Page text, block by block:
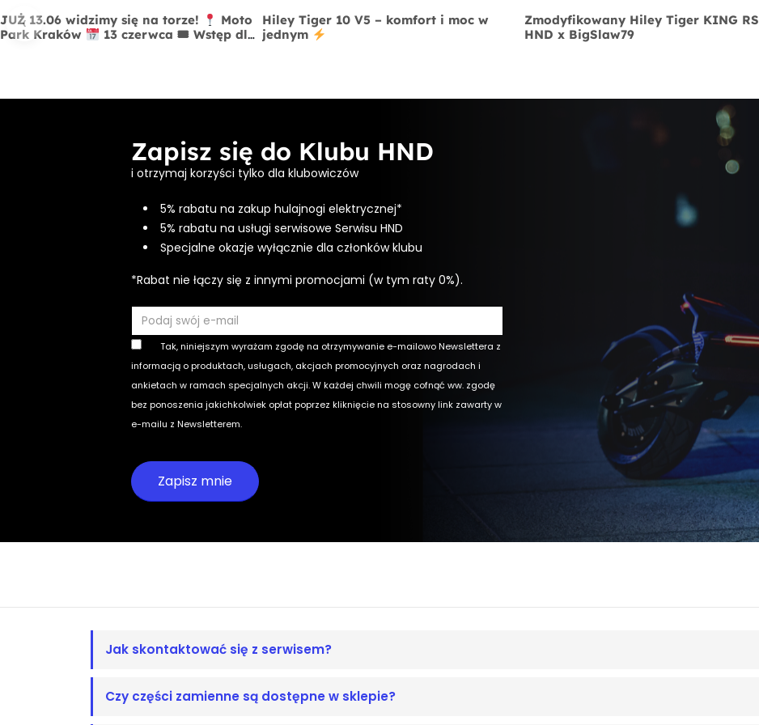
‹
JUŻ 13.06 widzimy się na torze!
Moto
Park Kraków
13 czerwca 🎟 Wstęp dla
Hiley Tiger 10 V5 – komfort i moc w
jednym
Zmodyfikowany Hiley Tiger KING RS
HND x BigSlaw79
Zapisz się do Klubu HND
i otrzymaj korzyści tylko dla klubowiczów
5% rabatu na zakup hulajnogi elektrycznej*
5% rabatu na usługi serwisowe Serwisu HND
Specjalne okazje wyłącznie dla członków klubu
*Rabat nie łączy się z innymi promocjami (w tym raty 0%).
Tak, niniejszym wyrażam zgodę na otrzymywanie e-mailowo Newslettera z
informacją o produktach, usługach, akcjach promocyjnych oraz nagrodach i
ankietach w ramach specjalnych akcji. W każdej chwili mogę cofnąć ww. zgodę
bez ponoszenia jakichkolwiek opłat poprzez kliknięcie na stosowny link zawarty w
e-mailu z Newsletterem.
Jak skontaktować się z serwisem?
Czy części zamienne są dostępne w sklepie?